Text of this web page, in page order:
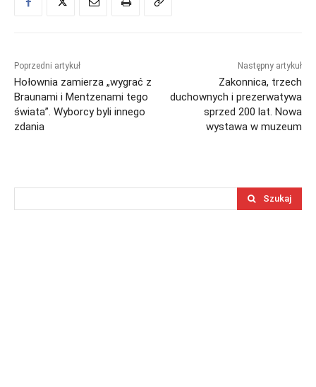
Poprzedni artykuł
Hołownia zamierza „wygrać z
Braunami i Mentzenami tego
świata”. Wyborcy byli innego
zdania
Następny artykuł
Zakonnica, trzech
duchownych i prezerwatywa
sprzed 200 lat. Nowa
wystawa w muzeum
Szukaj